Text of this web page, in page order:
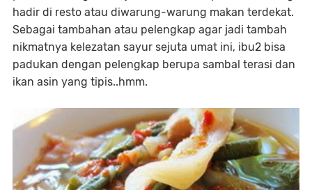
hadir di resto atau diwarung-warung makan terdekat.
Sebagai tambahan atau pelengkap agar jadi tambah
nikmatnya kelezatan sayur sejuta umat ini, ibu2 bisa
padukan dengan pelengkap berupa sambal terasi dan
ikan asin yang tipis..hmm.